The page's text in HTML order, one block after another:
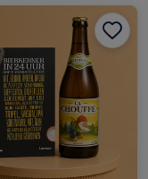
Inside Red Bull Racing afbeelding 2